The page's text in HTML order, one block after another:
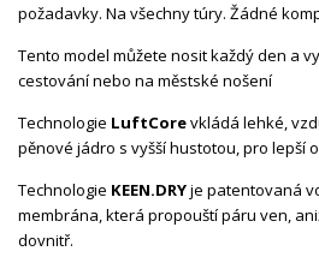
požadavky. Na všechny túry. Žádné
Tento model můžete nosit každý den a
cestování nebo na městské nošení
Technologie LuftCorevkládá lehké,
pěnové jádro s vyšší hustotou, pro lepší
Technologie KEEN.DRYje patentovaná
membrána, která propouští páru ven,
dovnitř.